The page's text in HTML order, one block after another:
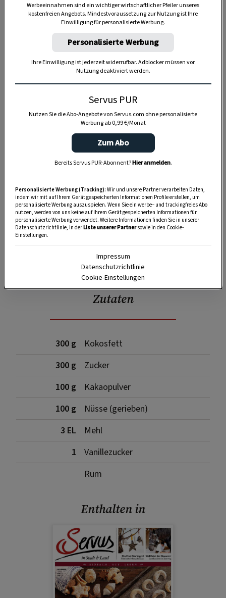
Anzeige
SPEICHERN DRUCKEN
Zutaten
300 g
Kokosfett
300 g
Zucker
100 g
Kakaopulver
100 g
Nüsse (gerieben)
3 EL
Mehl
1
Vanillezucker
Rum
Enthalten in
Werbeeinnahmen sind ein wichtiger wirtschaftlicher Pfeiler unseres
kostenfreien Angebots. Mindestvoraussetzung zur Nutzung ist Ihre
Einwilligung für personalisierte Werbung.
Personalisierte Werbung
Ihre Einwilligung ist jederzeit widerrufbar. Adblocker müssen vor
Nutzung deaktiviert werden.
Servus PUR
Nutzen Sie die Abo-Angebote von Servus.com ohne personalisierte
Werbung ab 0,99 €/Monat
Zum Abo
Bereits Servus PUR-Abonnent?Hier anmelden.
Personalisierte Werbung (Tracking): Wir und unsere Partner verarbeiten Daten,
indem wir mit auf Ihrem Gerät gespeicherten Informationen Profile erstellen, um
personalisierte Werbung auszuspielen. Wenn Sie ein werbe– und trackingfreies Abo
nutzen, werden von uns keine auf Ihrem Gerät gespeicherten Informationen für
personalisierte Werbung verwendet. Weitere Informationen finden Sie in unserer
Datenschutzrichtlinie, in derListe unserer Partnersowie in den Cookie-
Einstellungen.
Impressum
Datenschutzrichtlinie
Cookie-Einstellungen